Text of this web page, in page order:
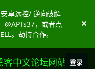
卓远控/ 逆向破解
，或者点
。劫持合作。
隐
客中文论坛网站 登录